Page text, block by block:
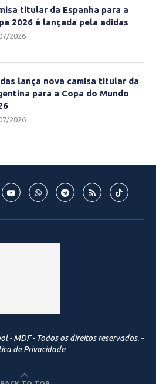
titular da Espanha para a
2026 é lançada pela adidas
2026
lança nova camisa titular da
para a Copa do Mundo
2026
- MDF - Todos os direitos reservados. -
de Privacidade